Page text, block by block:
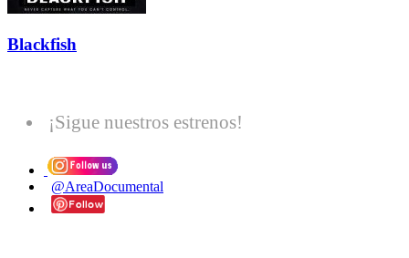
Blackfish
¡Sigue nuestros estrenos!
@AreaDocumental